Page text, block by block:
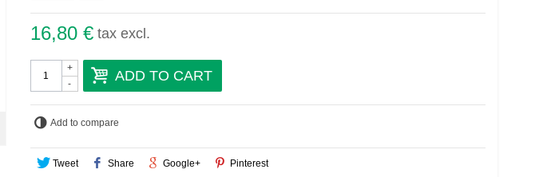
16,80 € tax excl.
-
+ ADD TO CART
Add to compare
Tweet Share Google+ Pinterest